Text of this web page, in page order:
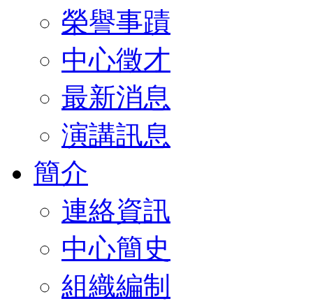
榮譽事蹟
中心徵才
最新消息
演講訊息
簡介
連絡資訊
中心簡史
組織編制